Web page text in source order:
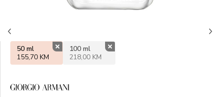
50 ml
155,70 KM
100 ml
218,00 KM